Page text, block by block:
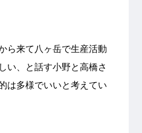
ら来て八ヶ岳で生産活動
い、と話す小野と高橋さ
は多様でいいと考えてい